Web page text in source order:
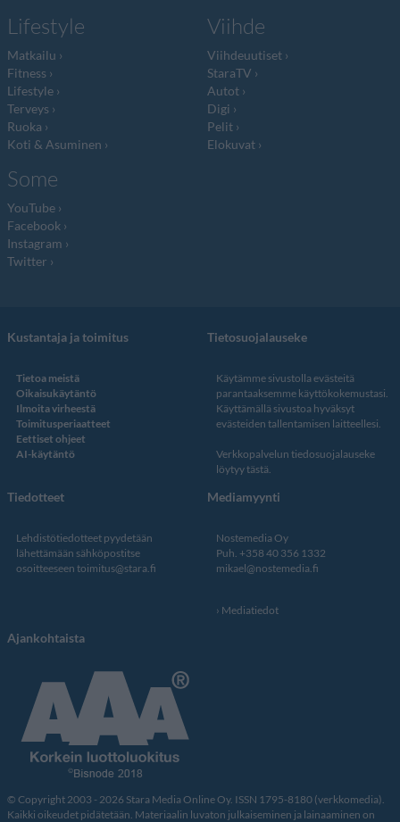
Lifestyle
Matkailu
Fitness
Lifestyle
Terveys
Ruoka
Koti & Asuminen
Viihde
Viihdeuutiset
StaraTV
Autot
Digi
Pelit
Elokuvat
Some
YouTube
Facebook
Instagram
Twitter
Kustantaja ja toimitus
Tietoa meistä
Oikaisukäytäntö
Ilmoita virheestä
Toimitusperiaatteet
Eettiset ohjeet
AI-käytäntö
Tietosuojalauseke
Käytämme sivustolla evästeitä
parantaaksemme käyttökokemustasi.
Käyttämällä sivustoa hyväksyt
evästeiden tallentamisen laitteellesi.
Verkkopalvelun tiedosuojalauseke
löytyy tästä
Tiedotteet
Lehdistötiedotteet pyydetään
lähettämään sähköpostitse
osoitteeseen toimitus@stara.fi
Mediamyynti
Nostemedia Oy
Puh. +358 40 356 1332
mikael@nostemedia.fi
Mediatiedot
Ajankohtaista
© Copyright 2003 - 2026 Stara Media Online Oy. ISSN 1795-8180 (verkkomedia).
Kaikki oikeudet pidätetään. Materiaalin luvaton julkaiseminen ja lainaaminen on